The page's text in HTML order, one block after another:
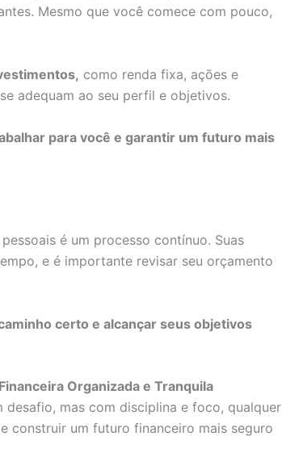
Mesmo que você comece com pouco,
como renda fixa, ações e
adequam ao seu perfil e objetivos.
para você e garantir um futuro mais
é um processo contínuo. Suas
e é importante revisar seu orçamento
certo e alcançar seus objetivos
Organizada e Tranquila
desafio, mas com disciplina e foco, qualquer
construir um futuro financeiro mais seguro